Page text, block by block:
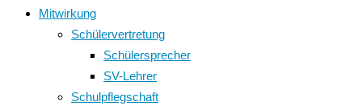
Mitwirkung
Schülervertretung
Schülersprecher
SV-Lehrer
Schulpflegschaft